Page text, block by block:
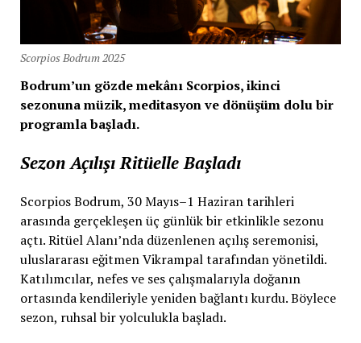
Scorpios Bodrum 2025
Bodrum’un gözde mekânı Scorpios, ikinci
sezonuna müzik, meditasyon ve dönüşüm dolu bir
programla başladı.
Sezon Açılışı Ritüelle Başladı
Scorpios Bodrum, 30 Mayıs–1 Haziran tarihleri
arasında gerçekleşen üç günlük bir etkinlikle sezonu
açtı. Ritüel Alanı’nda düzenlenen açılış seremonisi,
uluslararası eğitmen Vikrampal tarafından yönetildi.
Katılımcılar, nefes ve ses çalışmalarıyla doğanın
ortasında kendileriyle yeniden bağlantı kurdu. Böylece
sezon, ruhsal bir yolculukla başladı.